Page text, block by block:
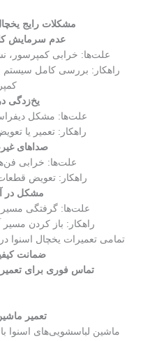
مشکلات رایج
عدم سرمایش
علت‌ها: خرابی کمپرسور،
راهکار: بررسی کامل سیستم
یخ‌زدگی
علت‌ها: مشکل
راهکار: تعمیر یا
صداهای
علت‌ها: خرابی
راهکار: تعویض
مشکل در
علت‌ها: گرفتگی مسیر
راهکار: باز کردن
تمامی تعمیرات یخچال اسنوا
ضمانت
تماس فوری برای تعمیر یخچال
تعمیر
ماشین لباسشویی‌های اسنوا